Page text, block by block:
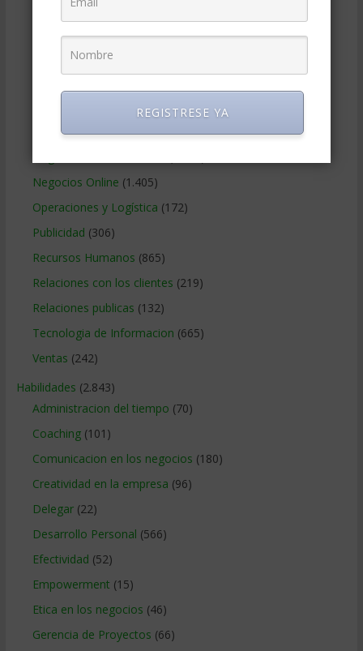
Gerencia social y ambiental
(125)
(247)
Métodos Gerenciales(280)
Negocios Online (1.405)
Operaciones y Logística (172)
Publicidad (306)
Recursos Humanos (865)
Relaciones con los clientes (219)
Relaciones publicas (132)
Tecnologia de Informacion (665)
Ventas (242)
Habilidades (2.843)
Administracion del tiempo (70)
Coaching(101)
Comunicacion en los negocios (180)
Creatividad en la empresa (96)
Delegar(22)
Desarrollo Personal (566)
Efectividad (52)
Empowerment (15)
Etica en los negocios (46)
Gerencia de Proyectos (66)
REGISTRESE YA